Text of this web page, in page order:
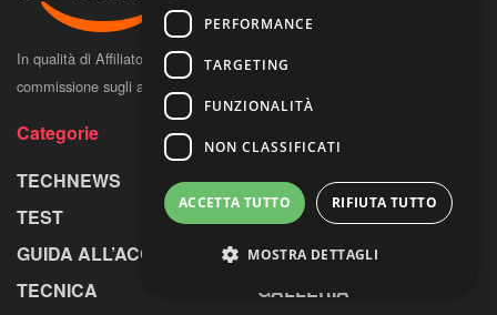
In qualità di Affiliato Amazon, FOTO Cult potrebbe ricevere una
commissione sugli acquisti idonei.
Categorie
TECHNEWS
TEST
GUIDA ALL’ACQUISTO
TECNICA
MOSTRE
CONCORSI
LIBRI
GALLERIA
PERFORMANCE
TARGETING
FUNZIONALITÀ
NON CLASSIFICATI
ACCETTA TUTTO RIFIUTA TUTTO
MOSTRA DETTAGLI